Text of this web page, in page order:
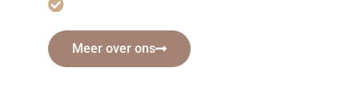
Meer over ons